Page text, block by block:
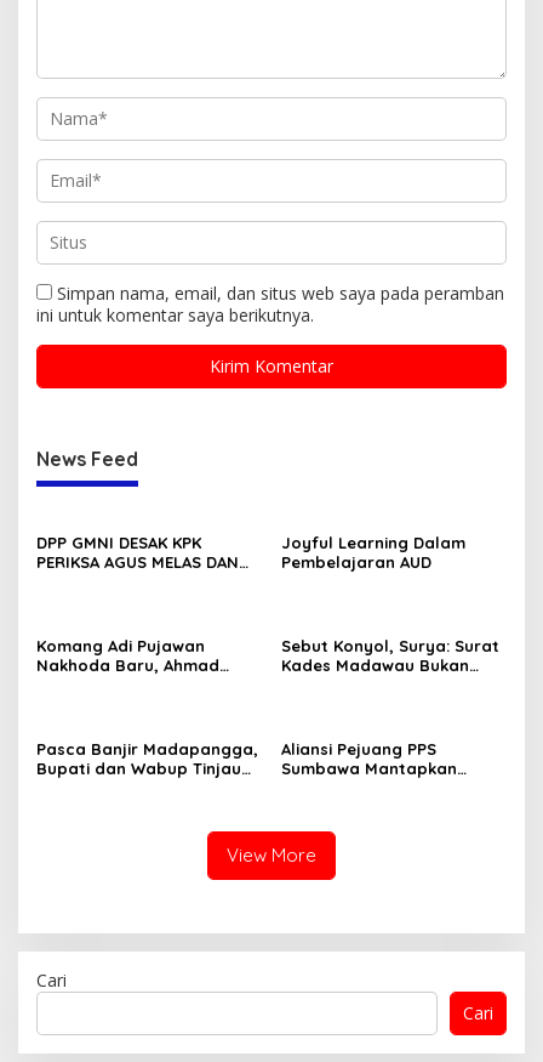
Simpan nama, email, dan situs web saya pada peramban
ini untuk komentar saya berikutnya.
News Feed
DPP GMNI DESAK KPK
PERIKSA AGUS MELAS DAN
Joyful Learning Dalam
Pembelajaran AUD
Komang Adi Pujawan
Nakhoda Baru, Ahmad
Baru
Sebut Konyol, Surya: Surat
Kades Madawau Bukan
Pasca Banjir Madapangga,
Bupati dan Wabup Tinjau
Aliansi Pejuang PPS
Sumbawa Mantapkan
Perjuangan PPS!
View More
Cari
Cari